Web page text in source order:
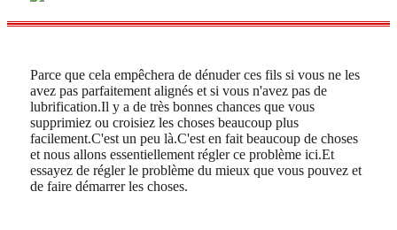
Parce que cela empêchera de dénuder ces fils si vous ne les
avez pas parfaitement alignés et si vous n'avez pas de
lubrification.Il y a de très bonnes chances que vous
supprimiez ou croisiez les choses beaucoup plus
facilement.C'est un peu là.C'est en fait beaucoup de choses
et nous allons essentiellement régler ce problème ici.Et
essayez de régler le problème du mieux que vous pouvez et
de faire démarrer les choses.